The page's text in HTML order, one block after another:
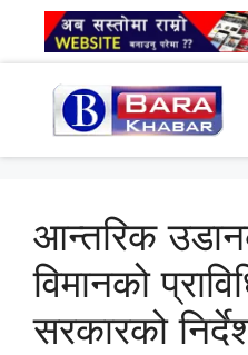
आन्तरिक
विमानको
सरकारको